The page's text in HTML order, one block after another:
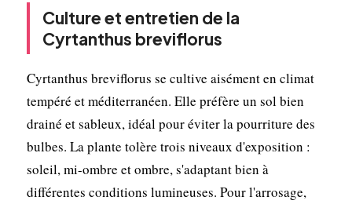
Culture et entretien de la
Cyrtanthus breviflorus
Cyrtanthus breviflorus se cultive aisément en climat
tempéré et méditerranéen. Elle préfère un sol bien
drainé et sableux, idéal pour éviter la pourriture des
bulbes. La plante tolère trois niveaux d'exposition :
soleil, mi-ombre et ombre, s'adaptant bien à
différentes conditions lumineuses. Pour l'arrosage,